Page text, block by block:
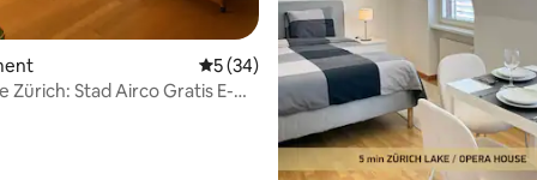
Gemiddelde beoordeling van 5 op 5, 34
5 (34)
Zürich: Stad Airco Gratis E-